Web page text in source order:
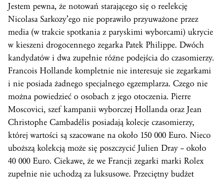
Jestem pewna, że notowań starającego się o reelekcję
Nicolasa Sarkozy’ego nie poprawiło przyuważone przez
media (w trakcie spotkania z paryskimi wyborcami) ukrycie
w kieszeni drogocennego zegarka Patek Philippe. Dwóch
kandydatów i dwa zupełnie różne podejścia do czasomierzy.
Francois Hollande kompletnie nie interesuje sie zegarkami
i nie posiada żadnego specjalnego egzemplarza. Czego nie
można powiedzieć o osobach z jego otoczenia. Pierre
Moscovici, szef kampanii wyborczej Hollanda oraz Jean
Christophe Cambadélis posiadają kolecje czasomierzy,
której wartości są szacowane na około 150 000 Euro. Nieco
uboższą kolekcją może się poszczycić Julien Dray – około
40 000 Euro. Ciekawe, że we Francji zegarki marki Rolex
zupełnie nie uchodzą za luksusowe. Przeciętny budżet